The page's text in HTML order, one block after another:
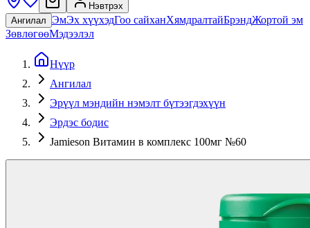
Нэвтрэх
Ангилал ЭмЭх хүүхэдГоо сайханХямдралтайБрэндЖортой эм
ЗөвлөгөөМэдээлэл
Нүүр
Ангилал
Эрүүл мэндийн нэмэлт бүтээгдэхүүн
Эрдэс бодис
Jamieson Витамин в комплекс 100мг №60